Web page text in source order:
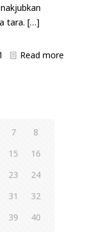
tara. […]
Read more
7
8
15
16
23
24
31
32
39
40